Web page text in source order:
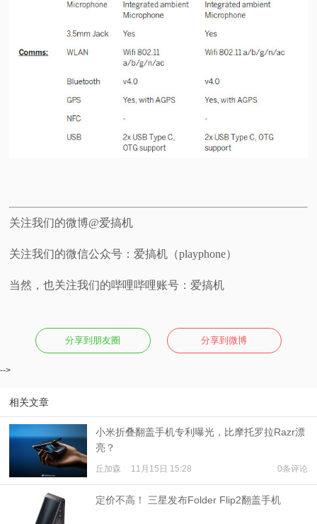
关注我们的微博@爱搞机
关注我们的微信公众号：爱搞机（playphone）
当然，也关注我们的哔哩哔哩账号：爱搞机
分享到朋友圈 分享到微博
-->
相关文章
小米折叠翻盖手机专利曝光，比摩托罗拉Razr漂
亮？
丘加森 11月15日 15:28 0条评论
定价不高！ 三星发布Folder Flip2翻盖手机